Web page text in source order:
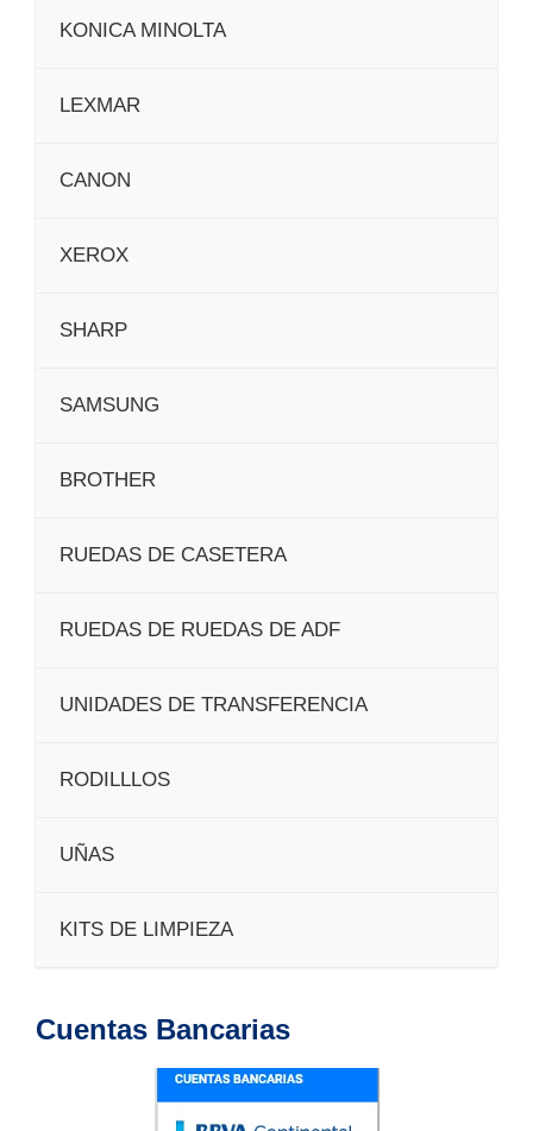
KONICA MINOLTA
LEXMAR
CANON
XEROX
SHARP
SAMSUNG
BROTHER
RUEDAS DE CASETERA
RUEDAS DE RUEDAS DE ADF
UNIDADES DE TRANSFERENCIA
RODILLLOS
UÑAS
KITS DE LIMPIEZA
Cuentas Bancarias